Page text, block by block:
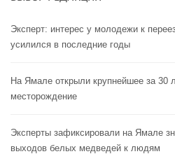
Эксперт: интерес у молодежи к
усилился в последние годы
На Ямале открыли крупнейшее за 30
месторождение
Эксперты зафиксировали на Ямале
выходов белых медведей к людям